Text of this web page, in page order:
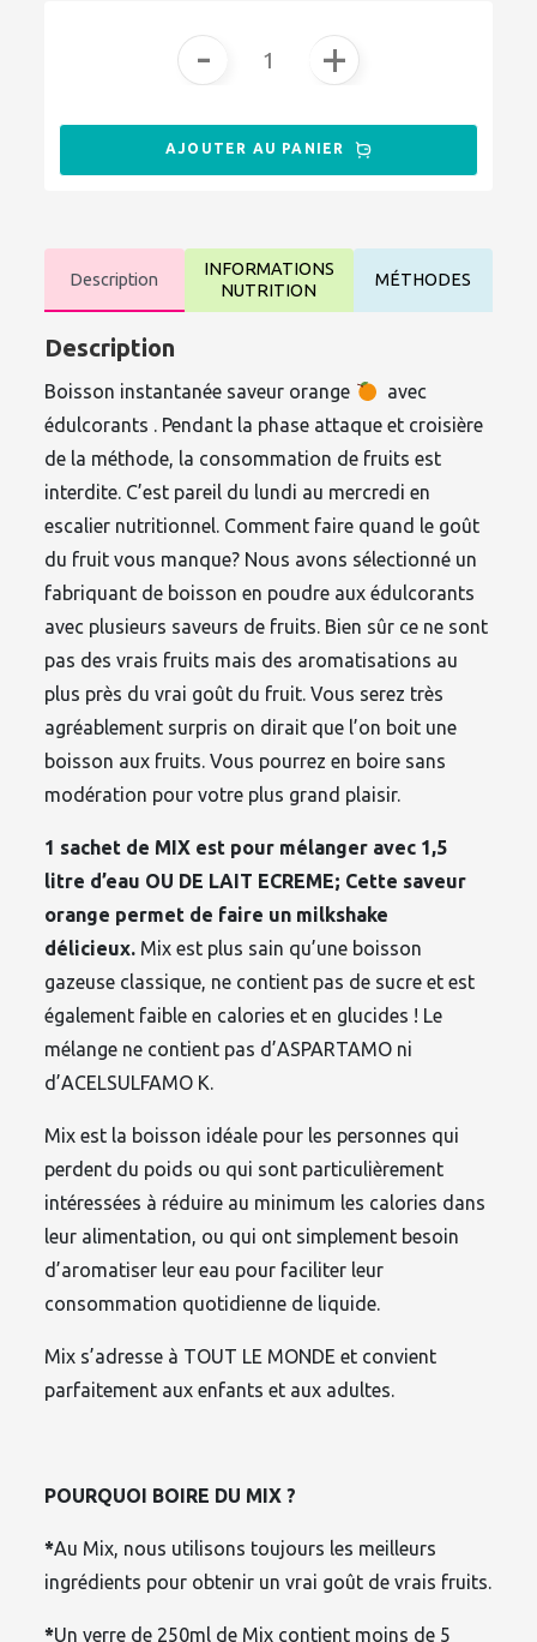
Description
INFORMATIONS
NUTRITION
MÉTHODES
Description
Boisson instantanée saveur orange
avec
édulcorants . Pendant la phase attaque et croisière
de la méthode, la consommation de fruits est
interdite. C’est pareil du lundi au mercredi en
escalier nutritionnel. Comment faire quand le goût
du fruit vous manque? Nous avons sélectionné un
fabriquant de boisson en poudre aux édulcorants
avec plusieurs saveurs de fruits. Bien sûr ce ne sont
pas des vrais fruits mais des aromatisations au
plus près du vrai goût du fruit. Vous serez très
agréablement surpris on dirait que l’on boit une
boisson aux fruits. Vous pourrez en boire sans
modération pour votre plus grand plaisir.
1 sachet de MIX est pour mélanger avec 1,5
litre d’eau OU DE LAIT ECREME; Cette saveur
orange permet de faire un milkshake
délicieux. Mix est plus sain qu’une boisson
gazeuse classique, ne contient pas de sucre et est
également faible en calories et en glucides ! Le
mélange ne contient pas d’ASPARTAMO ni
d’ACELSULFAMO K.
Mix est la boisson idéale pour les personnes qui
perdent du poids ou qui sont particulièrement
intéressées à réduire au minimum les calories dans
leur alimentation, ou qui ont simplement besoin
d’aromatiser leur eau pour faciliter leur
consommation quotidienne de liquide.
Mix s’adresse à TOUT LE MONDE et convient
parfaitement aux enfants et aux adultes.
POURQUOI BOIRE DU MIX ?
*Au Mix, nous utilisons toujours les meilleurs
ingrédients pour obtenir un vrai goût de vrais fruits.
*Un verre de 250ml de Mix contient moins de 5
- +
AJOUTER AU PANIER